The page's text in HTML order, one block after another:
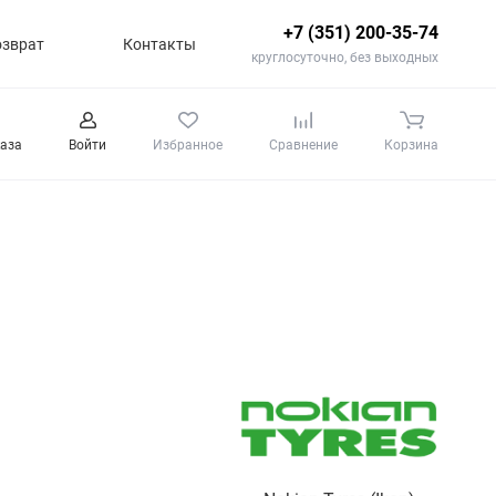
Контакты
+7 (351) 200-35-74
круглосуточно, без выходных
Войти Избранное Сравнение Корзина